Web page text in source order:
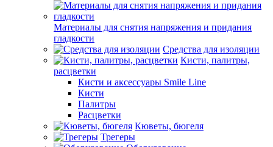
Материалы для снятия напряжения и придания
гладкости
Средства для изоляции
Кисти, палитры,
расцветки
Кисти и аксессуары Smile Line
Кисти
Палитры
Расцветки
Кюветы, бюгеля
Трегеры